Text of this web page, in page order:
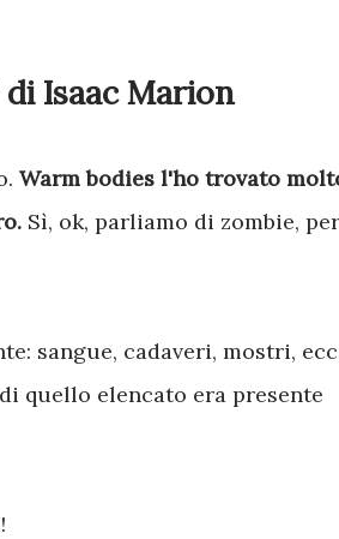
Isaac Marion
Warm bodies l'ho trovato
Sì, ok, parliamo di zombie,
sangue, cadaveri, mostri,
quello elencato era presente